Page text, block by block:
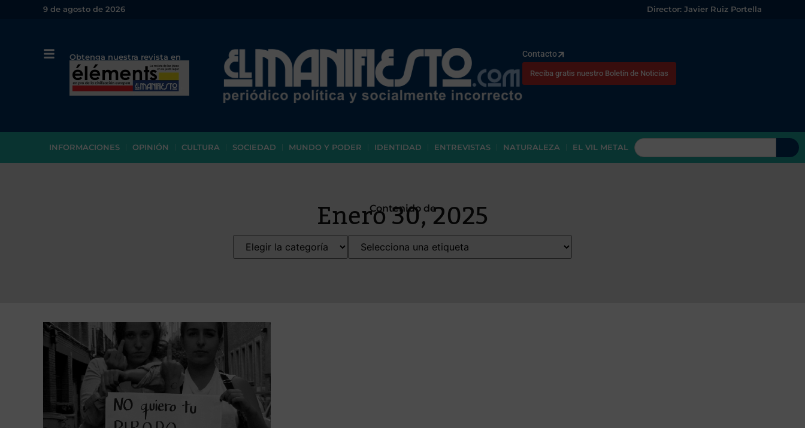
9 de agosto de 2026 Director: Javier Ruiz Portella
Obtenga nuestra revista en
papel o en PDF
Contacto
Reciba gratis nuestro Boletín de Noticias
INFORMACIONES OPINIÓN CULTURA SOCIEDAD MUNDO Y PODER IDENTIDAD ENTREVISTAS NATURALEZA EL VIL METAL
Contenido de
Enero 30, 2025